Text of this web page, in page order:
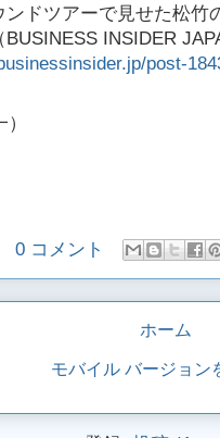
ンドツアーで見せた松
BUSINESS INSIDER
post-
0 コメント
ホーム
モバイル バージョン